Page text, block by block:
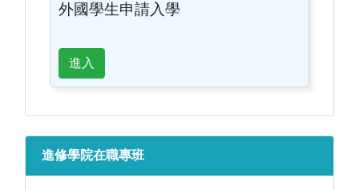
外國學生申請入學
進入
進修學院在職專班